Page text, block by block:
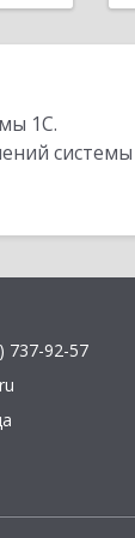
1С.
737-92-57